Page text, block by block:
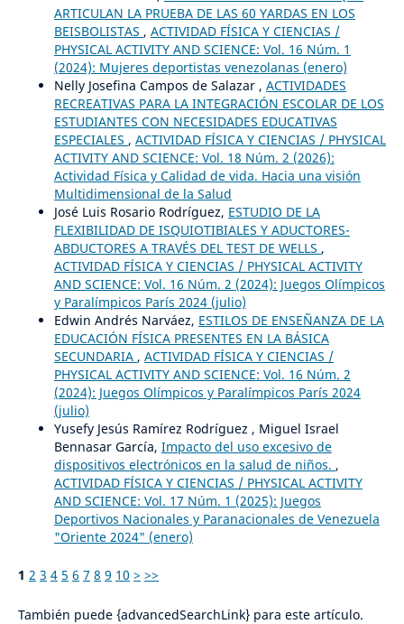
ARTICULAN LA PRUEBA DE LAS 60 YARDAS EN LOS
BEISBOLISTAS , ACTIVIDAD FÍSICA Y CIENCIAS /
PHYSICAL ACTIVITY AND SCIENCE: Vol. 16 Núm. 1
(2024): Mujeres deportistas venezolanas (enero)
Nelly Josefina Campos de Salazar , ACTIVIDADES
RECREATIVAS PARA LA INTEGRACIÓN ESCOLAR DE LOS
ESTUDIANTES CON NECESIDADES EDUCATIVAS
ESPECIALES , ACTIVIDAD FÍSICA Y CIENCIAS / PHYSICAL
ACTIVITY AND SCIENCE: Vol. 18 Núm. 2 (2026):
Actividad Física y Calidad de vida. Hacia una visión
Multidimensional de la Salud
José Luis Rosario Rodríguez, ESTUDIO DE LA
FLEXIBILIDAD DE ISQUIOTIBIALES Y ADUCTORES-
ABDUCTORES A TRAVÉS DEL TEST DE WELLS ,
ACTIVIDAD FÍSICA Y CIENCIAS / PHYSICAL ACTIVITY
AND SCIENCE: Vol. 16 Núm. 2 (2024): Juegos Olímpicos
y Paralímpicos París 2024 (julio)
Edwin Andrés Narváez, ESTILOS DE ENSEÑANZA DE LA
EDUCACIÓN FÍSICA PRESENTES EN LA BÁSICA
SECUNDARIA , ACTIVIDAD FÍSICA Y CIENCIAS /
PHYSICAL ACTIVITY AND SCIENCE: Vol. 16 Núm. 2
(2024): Juegos Olímpicos y Paralímpicos París 2024
(julio)
Yusefy Jesús Ramírez Rodríguez , Miguel Israel
Bennasar García, Impacto del uso excesivo de
dispositivos electrónicos en la salud de niños. ,
ACTIVIDAD FÍSICA Y CIENCIAS / PHYSICAL ACTIVITY
AND SCIENCE: Vol. 17 Núm. 1 (2025): Juegos
Deportivos Nacionales y Paranacionales de Venezuela
"Oriente 2024" (enero)
1 2 3 4 5 6 7 8 9 10 > >>
También puede {advancedSearchLink} para este artículo.